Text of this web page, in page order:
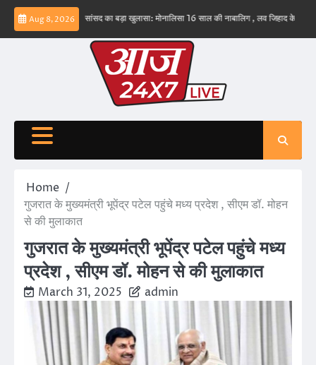
Skip
content
Aug 8, 2026
बड़वानी सांसद का बड़ा खुलासा: मोनालिसा 16 साल की नाबालिग , लव जिहाद के षडयंत्र का
Home
गुजरात के मुख्यमंत्री भूपेंद्र पटेल पहुंचे मध्य प्रदेश , सीएम डॉ. मोहन
से की मुलाकात
गुजरात के मुख्यमंत्री भूपेंद्र पटेल पहुंचे मध्य
प्रदेश , सीएम डॉ. मोहन से की मुलाकात
March 31, 2025 admin